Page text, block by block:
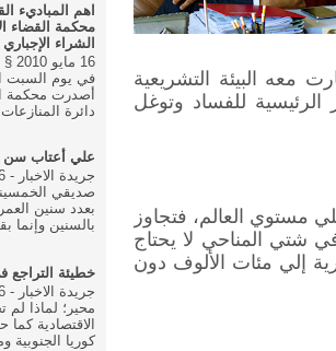
معه البيئة التشريعية
للفساد وتوغل
مستوي العالم، فتجاوز
في شتي المناحي لا يحتاج
إلي مئات الألوف دون
اهم المباديء
محكمة القضاء
الشراء
16
أصدرت محكمة
دائرة
علي أعتاب سن
صديقي
بعدد سنين
بالسنين وإنما
خطيئة
محير؛ لماذا
الاقتصادية
كوريا الجنوبية